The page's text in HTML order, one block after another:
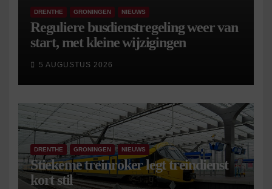
DRENTHE GRONINGEN NIEUWS
Reguliere busdienstregeling weer van
start, met kleine wijzigingen
5 AUGUSTUS 2026
DRENTHE GRONINGEN NIEUWS
Stiekeme treinroker legt treindienst
kort stil